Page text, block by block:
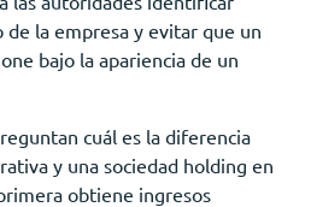
la empresa y evitar que un
bajo la apariencia de un
cuál es la diferencia
y una sociedad holding en
obtiene ingresos